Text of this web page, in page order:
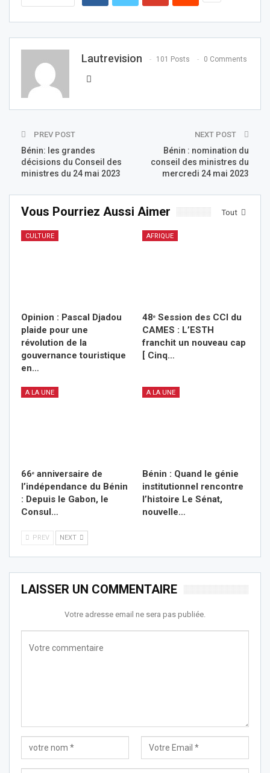
Lautrevision 101 Posts 0 Comments
PREV POST
Bénin: les grandes
décisions du Conseil des
ministres du 24 mai 2023
NEXT POST
Bénin : nomination du
conseil des ministres du
mercredi 24 mai 2023
Tout
Vous Pourriez Aussi Aimer
CULTURE
Opinion : Pascal Djadou
plaide pour une
révolution de la
gouvernance touristique
en…
AFRIQUE
48ᵉ Session des CCI du
CAMES : L’ESTH
franchit un nouveau cap
[ Cinq…
A LA UNE
66ᵉ anniversaire de
l’indépendance du Bénin
: Depuis le Gabon, le
Consul…
A LA UNE
Bénin : Quand le génie
institutionnel rencontre
l’histoire Le Sénat,
nouvelle…
PREV NEXT
LAISSER UN COMMENTAIRE
Votre adresse email ne sera pas publiée.